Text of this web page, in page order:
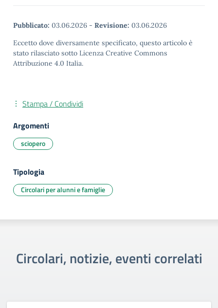
Pubblicato: 03.06.2026 - Revisione: 03.06.2026
Eccetto dove diversamente specificato, questo articolo è
stato rilasciato sotto Licenza Creative Commons
Attribuzione 4.0 Italia.
Stampa / Condividi
Argomenti
sciopero
Tipologia
Circolari per alunni e famiglie
Circolari, notizie, eventi correlati